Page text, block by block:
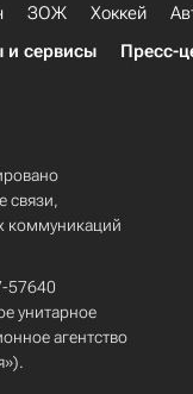
ЗОЖ Хоккей
и сервисы Пресс-
связи,
коммуникаций
57640
унитарное
агентство